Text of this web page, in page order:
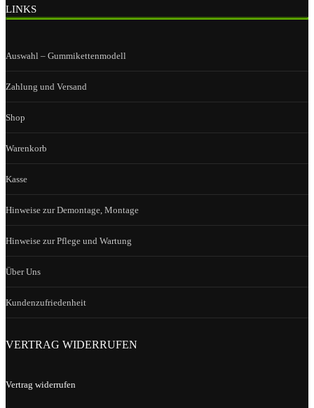
LINKS
Auswahl – Gummikettenmodell
Zahlung und Versand
Shop
Warenkorb
Kasse
Hinweise zur Demontage, Montage
Hinweise zur Pflege und Wartung
Über Uns
Kundenzufriedenheit
VERTRAG WIDERRUFEN
Vertrag widerrufen